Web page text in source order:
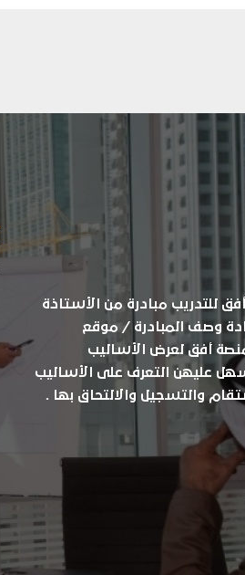
للتدريب مبادرة من الأستاذة
وصف المبادرة / موقع
منصة أفق لعرض الأساليب
عليهن التعرف على الأساليب
والتسجيل والالتحاق بها .